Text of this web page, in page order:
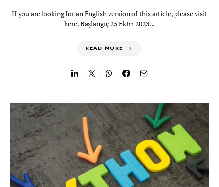
If you are looking for an English version of this article, please visit
here. Başlangıç 25 Ekim 2023…
READ MORE